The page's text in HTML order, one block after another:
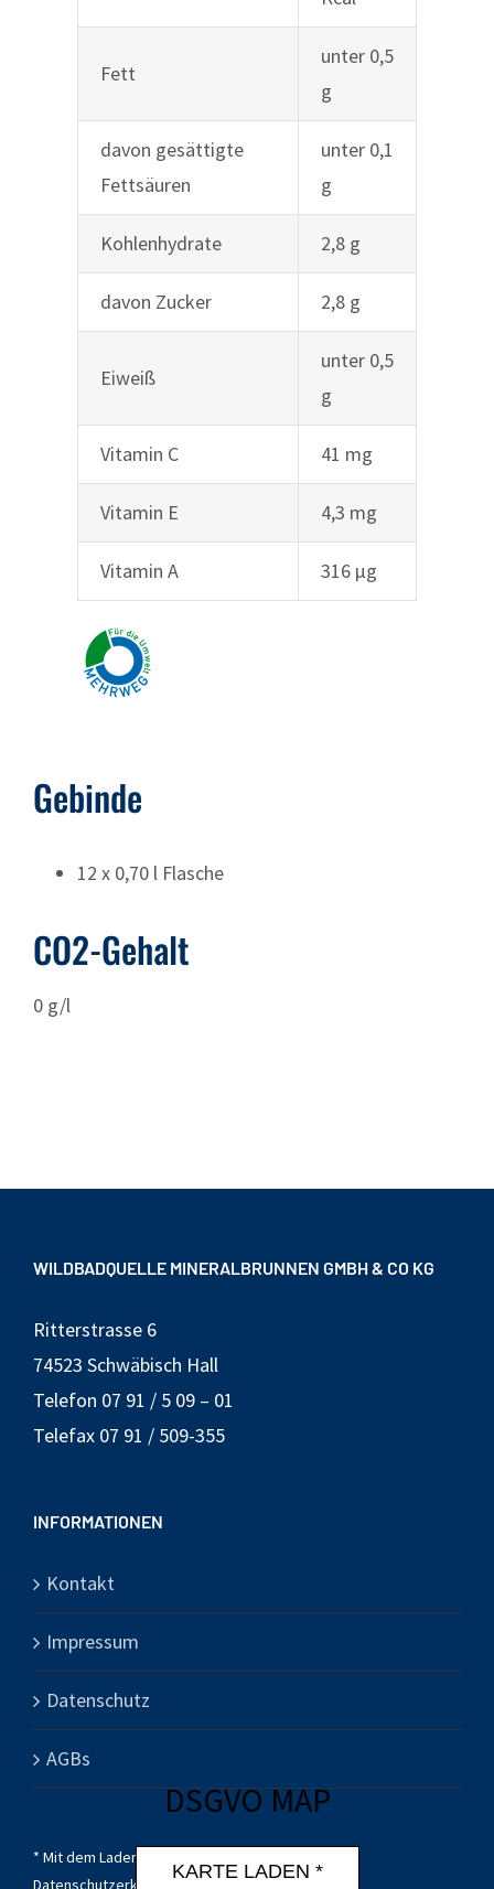
Fett
unter 0,5
g
davon gesättigte
Fettsäuren
unter 0,1
g
Kohlenhydrate 2,8 g
davon Zucker 2,8 g
Eiweiß
unter 0,5
g
Vitamin C 41 mg
Vitamin E 4,3 mg
Vitamin A 316 µg
Gebinde
12 x 0,70 l Flasche
CO2-Gehalt
0 g/l
WILDBADQUELLE MINERALBRUNNEN GMBH & CO KG
Ritterstrasse 6
74523 Schwäbisch Hall
Telefon 07 91 / 5 09 – 01
Telefax 07 91 / 509-355
INFORMATIONEN
Kontakt
Impressum
Datenschutz
AGBs
DSGVO MAP
KARTE LADEN *
* Mit dem Laden der Karte akzeptierst du die
Datenschutzerklärung von Google. Mehr erfahren